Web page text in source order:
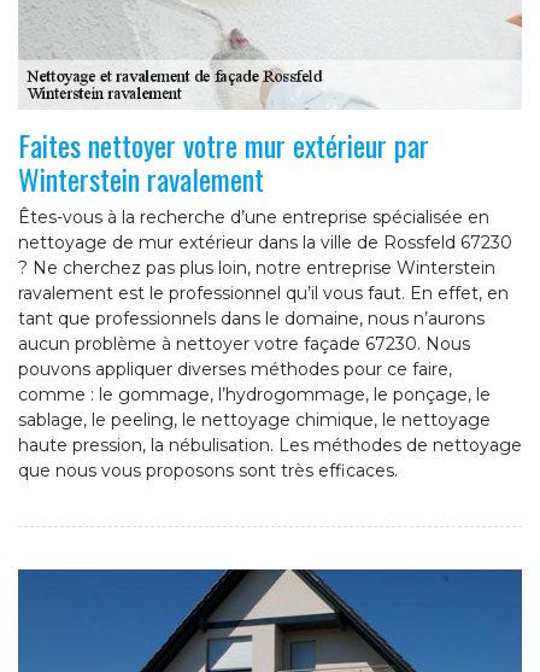
Faites nettoyer votre mur extérieur par
Winterstein ravalement
Êtes-vous à la recherche d’une entreprise spécialisée en
nettoyage de mur extérieur dans la ville de Rossfeld 67230
? Ne cherchez pas plus loin, notre entreprise Winterstein
ravalement est le professionnel qu’il vous faut. En effet, en
tant que professionnels dans le domaine, nous n’aurons
aucun problème à nettoyer votre façade 67230. Nous
pouvons appliquer diverses méthodes pour ce faire,
comme : le gommage, l’hydrogommage, le ponçage, le
sablage, le peeling, le nettoyage chimique, le nettoyage
haute pression, la nébulisation. Les méthodes de nettoyage
que nous vous proposons sont très efficaces.